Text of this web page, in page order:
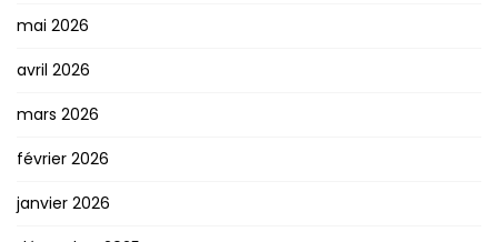
mai 2026
avril 2026
mars 2026
février 2026
janvier 2026